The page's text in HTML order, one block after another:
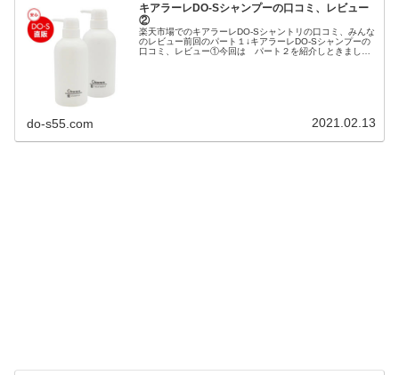
キアラーレDO-Sシャンプーの口コミ、レビュー
②
楽天市場でのキアラーレDO-Sシャントリの口コミ、みんな
のレビュー前回のパート１↓キアラーレDO-Sシャンプーの
口コミ、レビュー①今回は パート２を紹介しときましょ
do-s55.com 2021.02.13